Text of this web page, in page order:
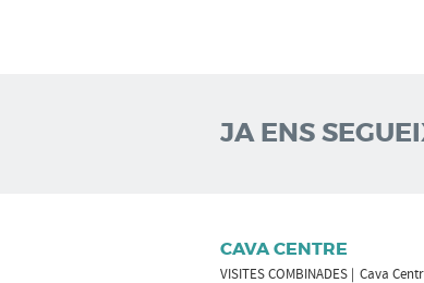
JA ENS
CAVA CENTRE
VISITES COMBINADES Cava